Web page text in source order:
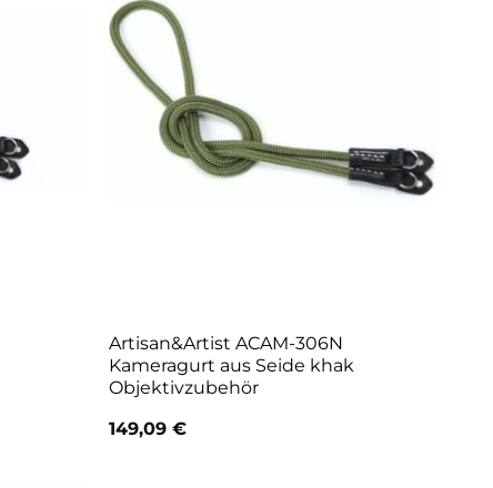
Artisan&Artist ACAM-306N
Kameragurt aus Seide khak
Objektivzubehör
149,09 €